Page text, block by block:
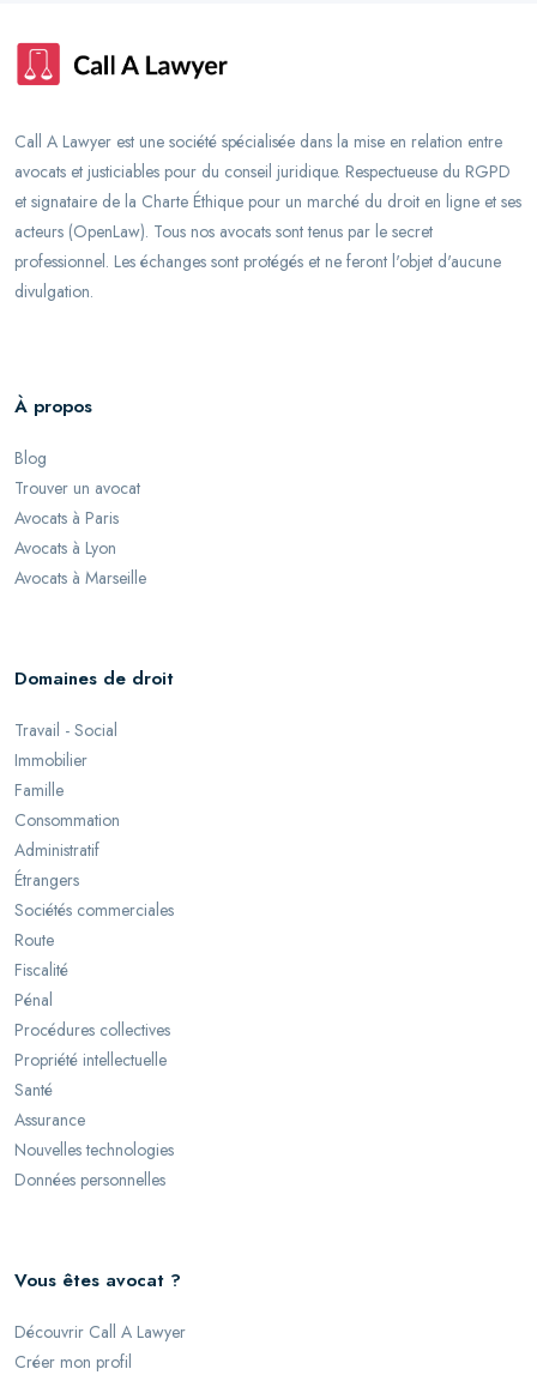
Call A Lawyer est une société spécialisée dans la mise en relation entre
avocats et justiciables pour du conseil juridique. Respectueuse du RGPD
et signataire de la Charte Éthique pour un marché du droit en ligne et ses
acteurs (OpenLaw). Tous nos avocats sont tenus par le secret
professionnel. Les échanges sont protégés et ne feront l'objet d'aucune
divulgation.
À propos
Blog
Trouver un avocat
Avocats à Paris
Avocats à Lyon
Avocats à Marseille
Domaines de droit
Travail - Social
Immobilier
Famille
Consommation
Administratif
Étrangers
Sociétés commerciales
Route
Fiscalité
Pénal
Procédures collectives
Propriété intellectuelle
Santé
Assurance
Nouvelles technologies
Données personnelles
Vous êtes avocat ?
Découvrir Call A Lawyer
Créer mon profil